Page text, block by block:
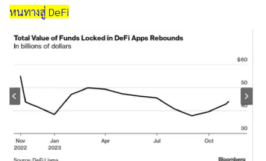
หนทางสู่ DeFi